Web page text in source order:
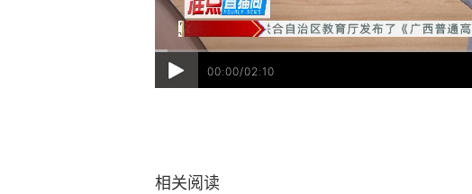
00:00/02:10
相关阅读